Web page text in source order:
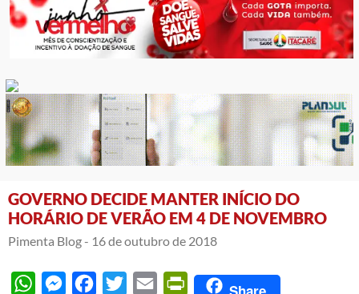
GOVERNO DECIDE MANTER INÍCIO DO
HORÁRIO DE VERÃO EM 4 DE NOVEMBRO
Pimenta Blog - 16 de outubro de 2018
WhatsAppMessengerFacebook
Twitter Email PrintFriendly